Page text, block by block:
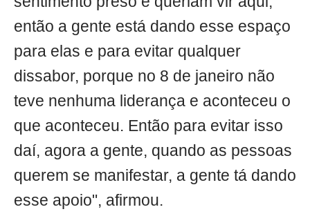
então a gente está dando esse espaço
para elas e para evitar qualquer
dissabor, porque no 8 de janeiro não
teve nenhuma liderança e aconteceu o
que aconteceu. Então para evitar isso
daí, agora a gente, quando as pessoas
querem se manifestar, a gente tá dando
esse apoio", afirmou.